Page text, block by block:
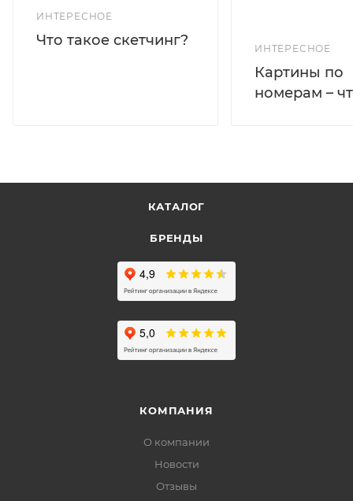
ИНТЕРЕСНОЕ
Что такое скетчинг?
ИНТЕРЕСНОЕ
Картины по
номерам –
КАТАЛОГ
БРЕНДЫ
КОМПАНИЯ
О компании
Новости
Отзывы